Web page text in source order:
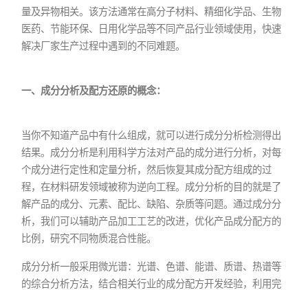
量及异物相关。该方法通常在高分子材料、精细化学品、生物
医药、节能环保、日用化学品等不同产品行业领域使用，快速
解决厂家生产过程中遇到的不同难题。
一、成分分析及配方还原的概念：
当你不知道产品中有什么组成，就可以进行成分分析检测得出
结果。成分分析是利用科学方法对产品的成分进行分析，对每
个成分进行定性和定量分析，然后恢复其成分配方组成的过
程，在材料研发领域被称为逆向工程。成分分析的目的就是了
解产品的成分、元素、配比、缺陷、杂质等问题。通过成分分
析，我们可以辅助产品加工工艺的改进，优化产品成分配方的
比例，研究不同物质混合性能。
成分分析一般采用微光谱：光谱、色谱、能谱、质谱、热谱等
的综合分析方法，结合相关行业的成分配方开发经验，利用完